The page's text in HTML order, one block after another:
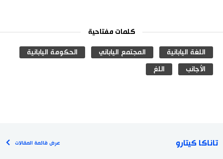
كلمات مفتاحية
اللغة اليابانية المجتمع الياباني الحكومة اليابانية
الأجانب اللغ
تاناكا كيتارو عرض قائمة المقالات